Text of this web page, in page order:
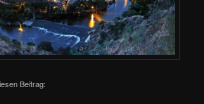
Beitrag: